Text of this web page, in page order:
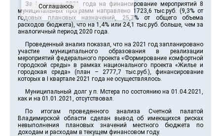
За I квартал 2021 года на финансирование мероприятий 8
муниципальных программ направлено 1723,6 тыс.руб. (9,3% от
годовых плановых назначений, 25,7% от общего объема
расходов бюджета), что на 1,4% или 24,1 тыс.руб. больше, чем за
аналогичный период 2020 года.
Проведенный анализ показал, что на 2021 год запланировано
участие муниципального образования в реализации
мероприятий федерального проекта «Формирование комфортной
городской среды» в рамках национального проекта «Жилье и
городская среда» (план – 2777,7 тыс.руб.), финансирование
которых в I квартале 2021 года не осуществлялось.
Муниципальный долг у п. Мстера по состоянию на 01.04.2021,
как и на 01.01.2021, отсутствовал.
По итогам проведенного анализа Счетной палатой
Владимирской области сделан вывод об имеющихся рисках
невыполнения плановых значений местного бюджета по
доходам и расходам в текущем финансовом году.
Соглашаюсь